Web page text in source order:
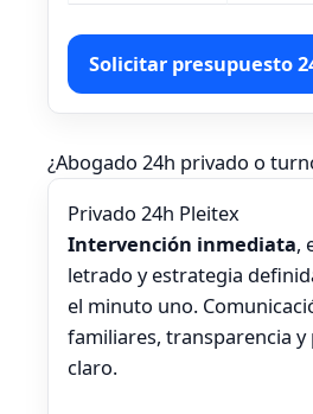
Solicitar presupuesto
¿Abogado 24h privado o
Privado 24h Pleitex
Intervención inmediata,
letrado y estrategia
el minuto uno.
familiares, transparencia
claro.